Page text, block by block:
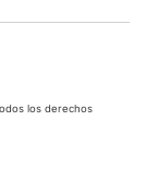
los derechos